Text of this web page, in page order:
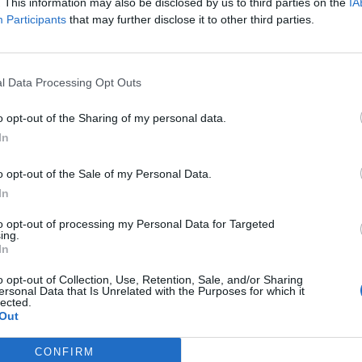
Participants that may further disclose it to other third parties.
Data Processing Opt Outs
opt-out of the Sharing of my personal data.
opt-out of the Sale of my Personal Data.
opt-out of processing my Personal Data for Targeted
opt-out of Collection, Use, Retention, Sale, and/or Sharing
Data that Is Unrelated with the Purposes for which it
CONFIRM
Check my spelling as I type
Įsitikinkite, kad „
Pavyzdžiui, rusų, spausdami „
bus baigtas ir spauskite „
savo interneto naršyklę.
(
atidaromas papildomų nustatymų langas;
and spell-checker settings